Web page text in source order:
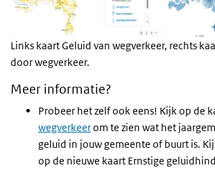
Links kaart Geluid van wegverkeer, rechts
door wegverkeer.
Meer informatie?
Probeer het zelf ook eens! Kijk op de
wegverkeerom te zien wat het
geluid in jouw gemeente of buurt is.
op de nieuwe kaart Ernstige